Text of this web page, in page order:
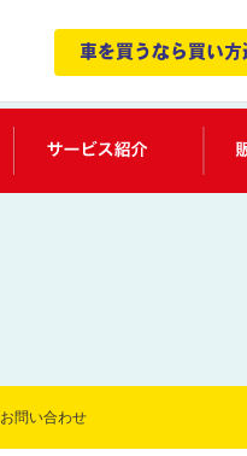
車を買うなら買い
トップページ サービ
お問い合わせ